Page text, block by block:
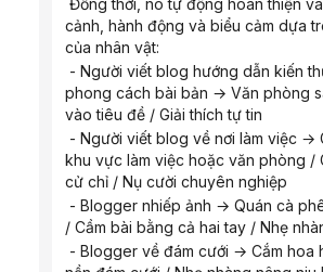
cảnh, hành động và biểu cảm dựa
của nhân vật:
phong cách bài bản → Văn phòng
vào tiêu đề / Giải thích tự tin
khu vực làm việc hoặc văn phòng /
cử chỉ / Nụ cười chuyên nghiệp
/ Cầm bài bằng cả hai tay / Nhẹ